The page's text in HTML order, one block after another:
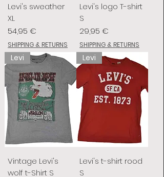
Levi's sweather
XL
Prix
54,95 €
SHIPPING & RETURNS
Levi's logo T-shirt
S
Prix
29,95 €
SHIPPING & RETURNS
Levi
Vintage Levi's
wolf t-Shirt S
Levi
Levi's t-shirt rood
S